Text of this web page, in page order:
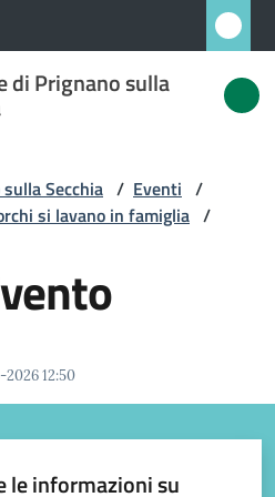
di Prignano sulla
Secchia / Eventi /
si lavano in famiglia /
12:50
le informazioni su